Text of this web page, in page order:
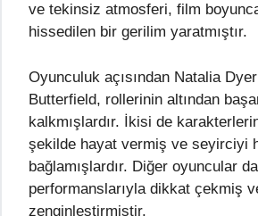
ve tekinsiz atmosferi, film
hissedilen bir gerilim yaratmıştır.
Oyunculuk açısından Natalia
Butterfield, rollerinin altından
kalkmışlardır. İkisi de
şekilde hayat vermiş ve seyirciyi
bağlamışlardır. Diğer oyuncular da
performanslarıyla dikkat çekmiş
zenginleştirmiştir.